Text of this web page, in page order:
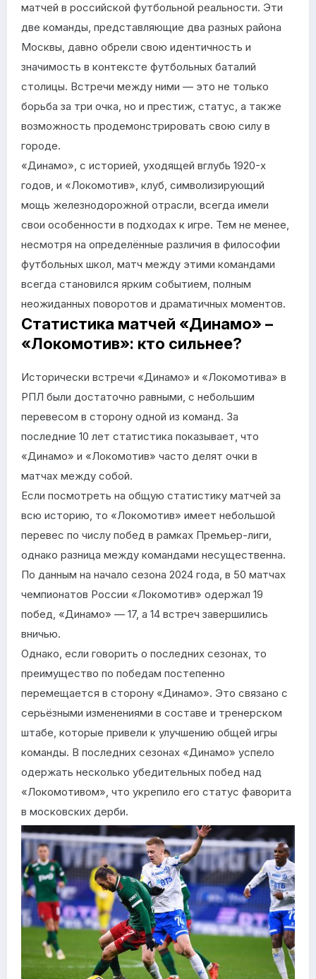
матчей в российской футбольной реальности. Эти
две команды, представляющие два разных района
Москвы, давно обрели свою идентичность и
значимость в контексте футбольных баталий
столицы. Встречи между ними — это не только
борьба за три очка, но и престиж, статус, а также
возможность продемонстрировать свою силу в
городе.
«Динамо», с историей, уходящей вглубь 1920-х
годов, и «Локомотив», клуб, символизирующий
мощь железнодорожной отрасли, всегда имели
свои особенности в подходах к игре. Тем не менее,
несмотря на определённые различия в философии
футбольных школ, матч между этими командами
всегда становился ярким событием, полным
неожиданных поворотов и драматичных моментов.
Статистика матчей «Динамо» –
«Локомотив»: кто сильнее?
Исторически встречи «Динамо» и «Локомотива» в
РПЛ были достаточно равными, с небольшим
перевесом в сторону одной из команд. За
последние 10 лет статистика показывает, что
«Динамо» и «Локомотив» часто делят очки в
матчах между собой.
Если посмотреть на общую статистику матчей за
всю историю, то «Локомотив» имеет небольшой
перевес по числу побед в рамках Премьер-лиги,
однако разница между командами несущественна.
По данным на начало сезона 2024 года, в 50 матчах
чемпионатов России «Локомотив» одержал 19
побед, «Динамо» — 17, а 14 встреч завершились
вничью.
Однако, если говорить о последних сезонах, то
преимущество по победам постепенно
перемещается в сторону «Динамо». Это связано с
серьёзными изменениями в составе и тренерском
штабе, которые привели к улучшению общей игры
команды. В последних сезонах «Динамо» успело
одержать несколько убедительных побед над
«Локомотивом», что укрепило его статус фаворита
в московских дерби.